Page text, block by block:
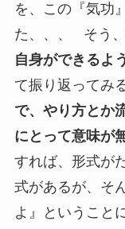
を、この『気功
た、、、 そう
自身ができるよ
て振り返ってみ
で、やり方とか
にとって意味が
すれば、形式が
式があるが、そ
よ』ということ